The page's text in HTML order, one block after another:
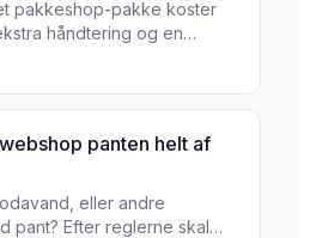
pakkeshop-pakke koster
håndtering og en
viser Shoporama direkte i
panten helt af
eller andre
pant? Efter reglerne skal